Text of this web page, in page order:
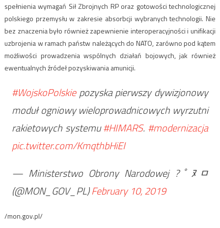
spełnienia wymagań Sił Zbrojnych RP oraz gotowości technologicznej
polskiego przemysłu w zakresie absorbcji wybranych technologii. Nie
bez znaczenia było również zapewnienie interoperacyjności i unifikacji
uzbrojenia w ramach państw należących do NATO, zarówno pod kątem
możliwości prowadzenia wspólnych działań bojowych, jak również
ewentualnych źródeł pozyskiwania amunicji.
#WojskoPolskiepozyska pierwszy dywizjonowy
moduł ogniowy wieloprowadnicowych wyrzutni
rakietowych systemu#HIMARS. #modernizacja
pic.twitter.com/KmqthbHiEI
— Ministerstwo Obrony Narodowej ?￰ﾟﾇﾱ
(@MON_GOV_PL)February 10, 2019
/mon.gov.pl/